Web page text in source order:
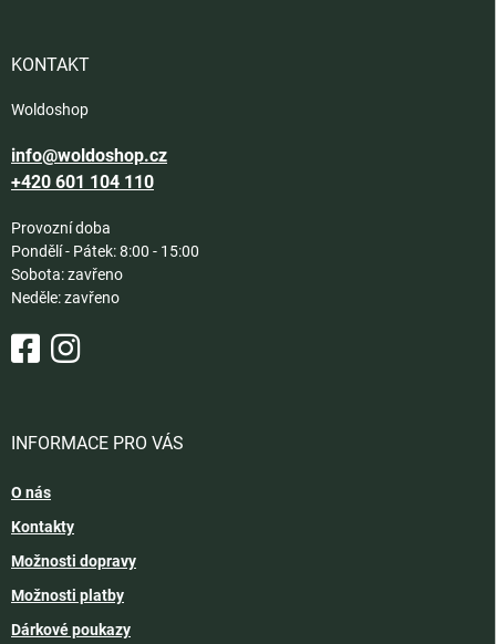
KONTAKT
Woldoshop
info@woldoshop.cz
+420 601 104 110
Provozní doba
Pondělí - Pátek: 8:00 - 15:00
Sobota: zavřeno
Neděle: zavřeno
INFORMACE PRO VÁS
O nás
Kontakty
Možnosti dopravy
Možnosti platby
Dárkové poukazy